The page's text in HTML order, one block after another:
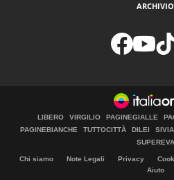
ARCHIVIO
LIBERO VIRGILIO PAGINEGIALLE
PAGINEBIANCHE
TUTTOCITTÀ DILEI
SUPEREVA
Chi siamo Note Legali Privacy
Aiuto